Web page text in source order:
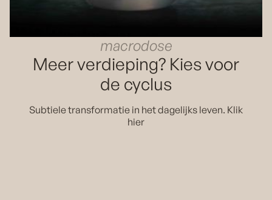
macrodose
Meer verdieping? Kies voor
de cyclus
Subtiele transformatie in het dagelijks leven. Klik
hier